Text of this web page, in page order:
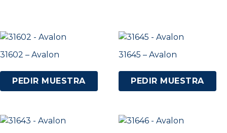
31602 – Avalon
PEDIR MUESTRA
31645 – Avalon
PEDIR MUESTRA